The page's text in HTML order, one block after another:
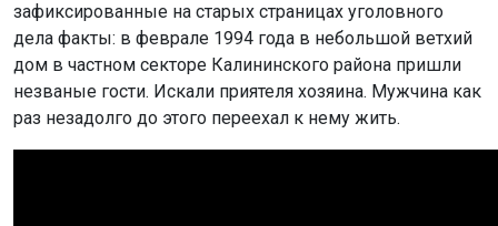
зафиксированные на старых страницах уголовного
дела факты: в феврале 1994 года в небольшой ветхий
дом в частном секторе Калининского района пришли
незваные гости. Искали приятеля хозяина. Мужчина как
раз незадолго до этого переехал к нему жить.